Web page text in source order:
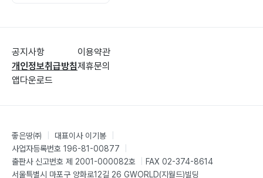
공지사항
개인정보취급방침
앱다운로드
이용약관
제휴문의
좋은땅㈜ 대표이사 이기봉
사업자등록번호 196-81-00877
출판사 신고번호 제 2001-000082호
FAX 02-374-8614
서울특별시 마포구 양화로12길 26 GWORLD(지월드)빌딩